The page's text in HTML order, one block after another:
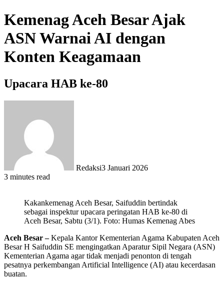
Kemenag Aceh Besar Ajak
ASN Warnai AI dengan
Konten Keagamaan
Upacara HAB ke-80
Redaksi3 Januari 2026
3 minutes read
Kakankemenag Aceh Besar, Saifuddin bertindak
sebagai inspektur upacara peringatan HAB ke-80 di
Aceh Besar, Sabtu (3/1). Foto: Humas Kemenag Abes
Aceh Besar –Kepala Kantor Kementerian Agama Kabupaten Aceh
Besar H Saifuddin SE mengingatkan Aparatur Sipil Negara (ASN)
Kementerian Agama agar tidak menjadi penonton di tengah
pesatnya perkembangan Artificial Intelligence (AI) atau kecerdasan
buatan.